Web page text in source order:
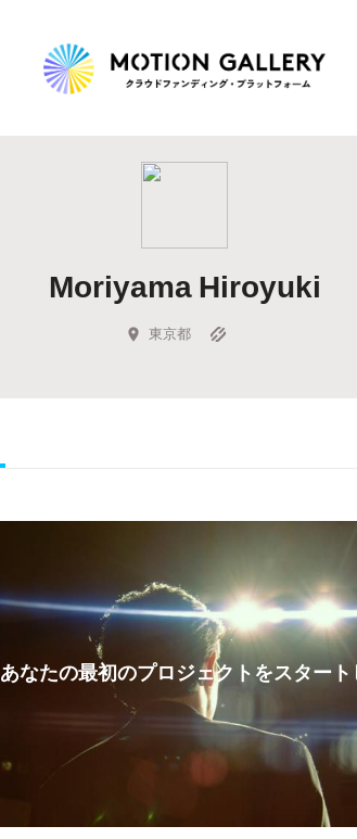
Highlight
Feature
キュレーターから探す
Moriyama Hiroyuki
東京都
あなたの最初のプロジェクトをスタート